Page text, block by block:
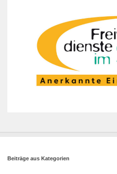
Beiträge aus Kategorien